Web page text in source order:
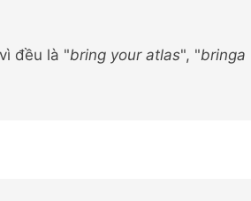
đều là "bring your atlas", "bringa